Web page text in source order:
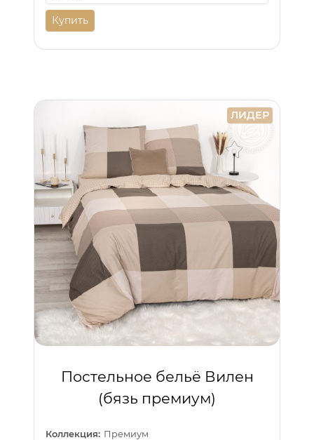
Купить
ЛИДЕР
Постельное бельё Вилен
(бязь премиум)
Коллекция: Премиум